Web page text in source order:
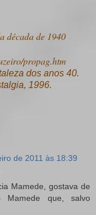
década de 1940
propag.htm
dos anos 40.
1996.
de 2011 às 18:39
Mamede, gostava de
Mamede que, salvo